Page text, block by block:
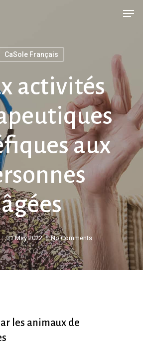
CaSole Français
activités
aux
âgées
31 May 2022 No Comments
les animaux de